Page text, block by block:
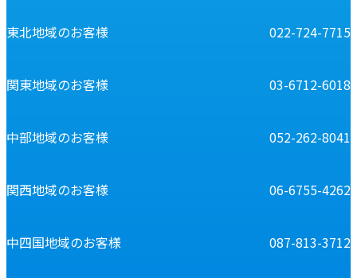
東北地域のお客様 022-724-7715
関東地域のお客様 03-6712-6018
中部地域のお客様 052-262-8041
関西地域のお客様 06-6755-4262
中四国地域のお客様 087-813-3712